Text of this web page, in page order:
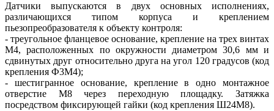
Датчики выпускаются в двух основных исполнениях,
различающихся типом корпуса и креплением
пьезопреобразователя к объекту контроля:
- треугольное фланцевое основание, крепление на трех винтах
М4, расположенных по окружности диаметром 30,6 мм и
сдвинутых друг относительно друга на угол 120 градусов (код
крепления Ф3М4);
- шестигранное основание, крепление в одно монтажное
отверстие М8 через переходную площадку. Затяжка
посредством фиксирующей гайки (код крепления Ш24М8).